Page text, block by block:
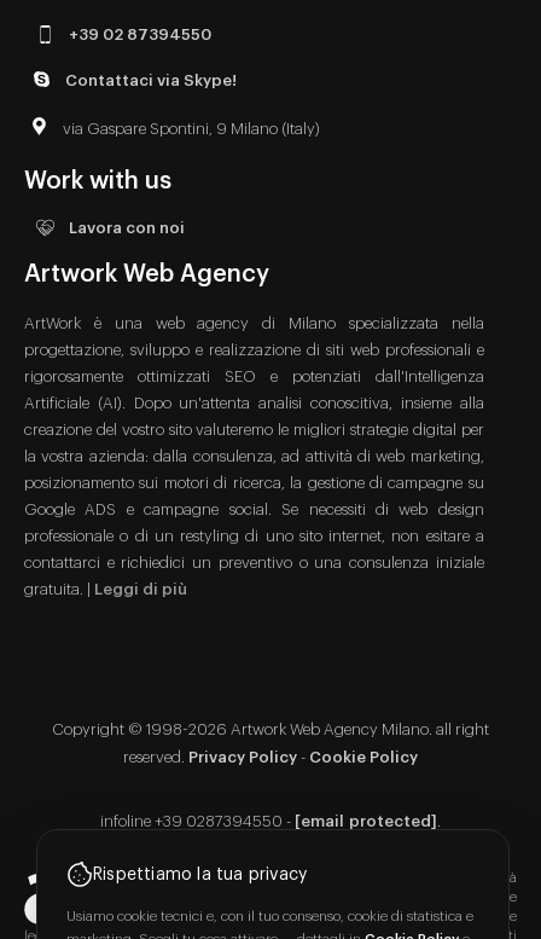
+39 02 87394550
Contattaci via Skype!
via Gaspare Spontini, 9 Milano (Italy)
Work with us
Lavora con noi
Artwork Web Agency
ArtWork è una web agency di Milano specializzata nella
progettazione, sviluppo e realizzazione di siti web professionali e
rigorosamente ottimizzati SEO e potenziati dall'Intelligenza
Artificiale (AI). Dopo un'attenta analisi conoscitiva, insieme alla
creazione del vostro sito valuteremo le migliori strategie digital per
la vostra azienda: dalla consulenza, ad attività di web marketing,
posizionamento sui motori di ricerca, la gestione di campagne su
Google ADS e campagne social. Se necessiti di web design
professionale o di un restyling di uno sito internet, non esitare a
contattarci e richiedici un preventivo o una consulenza iniziale
gratuita. | Leggi di più
Copyright © 1998-2026 Artwork Web Agency Milano. all right
reserved. Privacy Policy - Cookie Policy
infoline +39 0287394550 - [email protected]
Copyright:Il contenuto del sito www.artworkstudios.it è di proprietà
di Artwork Srl con p.iva 07829880967 ed è vietata la riproduzione
anche parziale. Tutti i Contenuti presenti sul sito sono protetti dalle
leggi in materia di proprietà intellettuale e/o industriale. I Contenuti riportati
Rispettiamo la tua privacy
Usiamo cookie tecnici e, con il tuo consenso, cookie di statistica e